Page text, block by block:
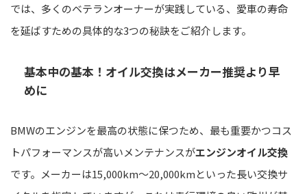
では、多くのベテランオーナーが実践している、愛車の寿命
を延ばすための具体的な3つの秘訣をご紹介します。
基本中の基本！オイル交換はメーカー推奨より早
めに
BMWのエンジンを最高の状態に保つため、最も重要かつコス
トパフォーマンスが高いメンテナンスがエンジンオイル交換
です。メーカーは15,000km〜20,000kmといった長い交換サ